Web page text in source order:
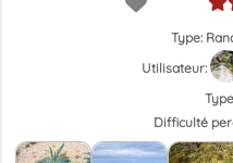
Type:
Utilisateur:
Difficulté